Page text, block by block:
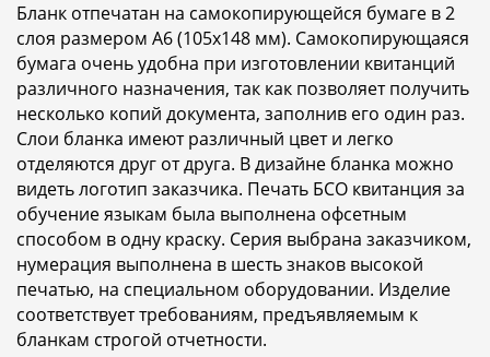
Бланк отпечатан на самокопирующейся бумаге в 2
слоя размером A6 (105x148 мм). Самокопирующаяся
бумага очень удобна при изготовлении квитанций
различного назначения, так как позволяет получить
несколько копий документа, заполнив его один раз.
Слои бланка имеют различный цвет и легко
отделяются друг от друга. В дизайне бланка можно
видеть логотип заказчика. Печать БСО квитанция за
обучение языкам была выполнена офсетным
способом в одну краску. Серия выбрана заказчиком,
нумерация выполнена в шесть знаков высокой
печатью, на специальном оборудовании. Изделие
соответствует требованиям, предъявляемым к
бланкам строгой отчетности.